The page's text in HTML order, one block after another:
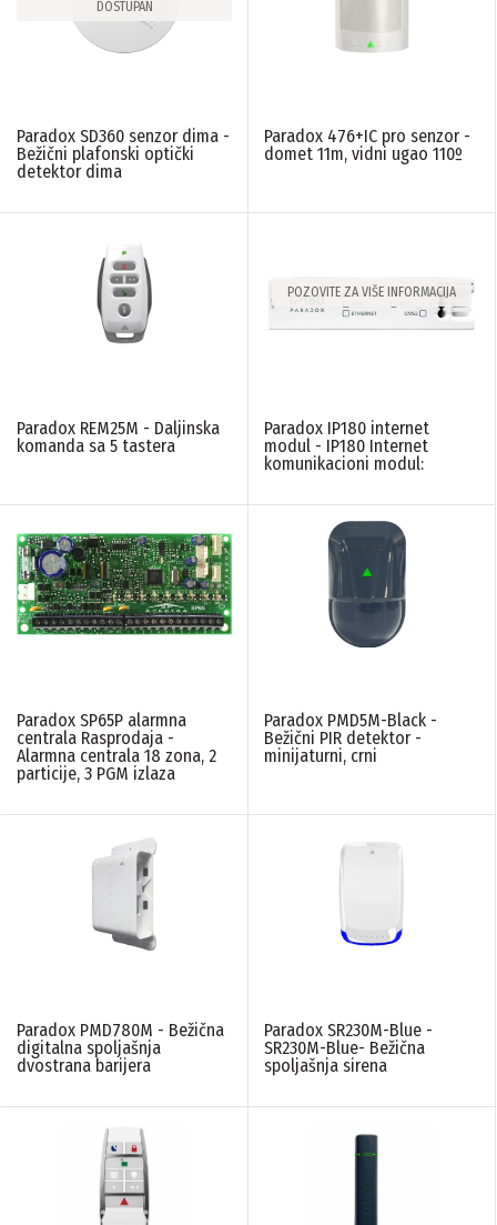
LINIJA PROIZVODA
Alarmni sistemi(179)
DOSTUPAN
Paradox SD360 senzor dima -
Bežični plafonski optički
detektor dima
Paradox 476+IC pro senzor -
domet 11m, vidni ugao 110º
Paradox REM25M - Daljinska
komanda sa 5 tastera
POZOVITE ZA VIŠE INFORMACIJA
Paradox IP180 internet
modul - IP180 Internet
komunikacioni modul:
Paradox SP65P alarmna
centrala Rasprodaja -
Alarmna centrala 18 zona, 2
particije, 3 PGM izlaza
Paradox PMD5M-Black -
Bežični PIR detektor -
minijaturni, crni
Paradox PMD780M - Bežična
digitalna spoljašnja
dvostrana barijera
Paradox SR230M-Blue -
SR230M-Blue- Bežična
spoljašnja sirena